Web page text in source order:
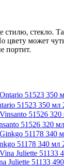
стилю, стекло.
цвету может
портит.
51523 350 мл
51526 320
51178 340 мл
Juliette 51133